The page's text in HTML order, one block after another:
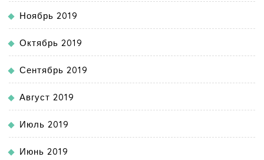
Ноябрь 2019
Октябрь 2019
Сентябрь 2019
Август 2019
Июль 2019
Июнь 2019